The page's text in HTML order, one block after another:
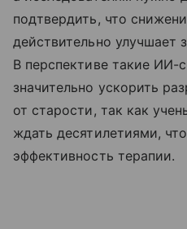
подтвердить, что
действительно улучшает
В перспективе такие ИИ-
значительно ускорить
от старости, так как
ждать десятилетиями,
эффективность терапии.